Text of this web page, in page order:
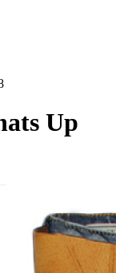
Up